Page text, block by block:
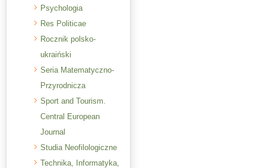
Psychologia
Res Politicae
Rocznik polsko-
ukraiński
Seria Matematyczno-
Przyrodnicza
Sport and Tourism.
Central European
Journal
Studia Neofilologiczne
Technika, Informatyka,